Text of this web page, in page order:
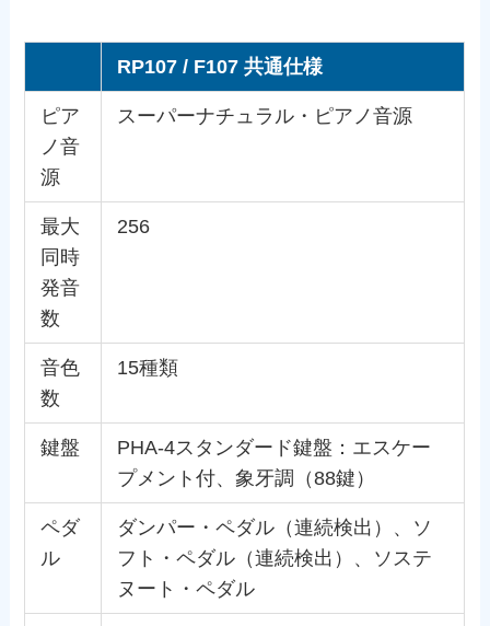
RP107 / F107 共通仕様
ピア
ノ音
源
スーパーナチュラル・ピアノ音源
最大
同時
発音
数
256
音色
数
15種類
鍵盤
PHA-4スタンダード鍵盤：エスケー
プメント付、象牙調（88鍵）
ペダ
ル
ダンパー・ペダル（連続検出）、ソ
フト・ペダル（連続検出）、ソステ
ヌート・ペダル